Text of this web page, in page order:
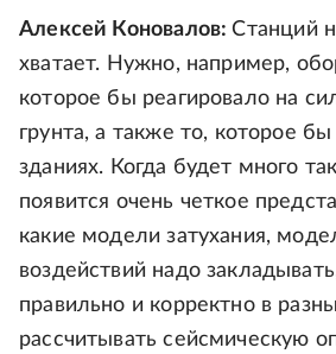
Алексей Коновалов:Станций
хватает. Нужно, например,
которое бы реагировало на
грунта, а также то, которое
зданиях. Когда будет много
появится очень четкое
какие модели затухания,
воздействий надо
правильно и корректно в
рассчитывать сейсмическую